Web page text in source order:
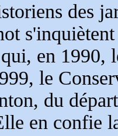
des
en 1990,
le
du
en confie